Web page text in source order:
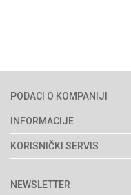
PODACI O KOMPANIJI
Agromarket d.o.o.
Matični broj: 11003826
76300 Bijeljina
INFORMACIJE
O nama
Brendovi
Katalozi
KORISNIČKI SERVIS
Politika privatnosti
NEWSLETTER